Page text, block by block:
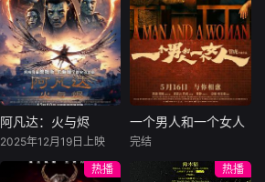
（休·杰克曼饰）最
爱给羊群读侦探小
说，没想到自己有
一天会离奇死亡。
他留下的3000万
巨额遗产，让每个
人貌似都有犯罪动
机。警察毫无头绪
“不务正业”迈出牧
饰），被偏执富家
公子陈伦（丁禹兮
饰）选中，被迫踏
入一场为他量身打
造的“换命游戏”。
豪华别墅、名车名
表、神秘女友全部
备齐，在陈伦的精
瞬间拥有顶配人
阿凡达：火与烬
佐伊·索尔达娜
阿凡达：火与烬
2025年12月19日上映
一个男人和一个女人
周汉宁
一个男人和一个女人
完结
热播 热播